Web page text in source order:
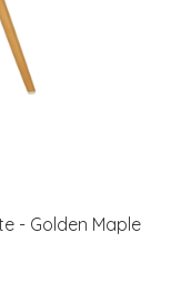
- Golden Maple